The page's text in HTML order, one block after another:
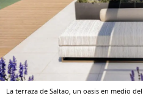
La terraza de Saltao, un oasis en medio